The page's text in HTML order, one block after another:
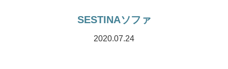
SESTINAソファ
2020.07.24